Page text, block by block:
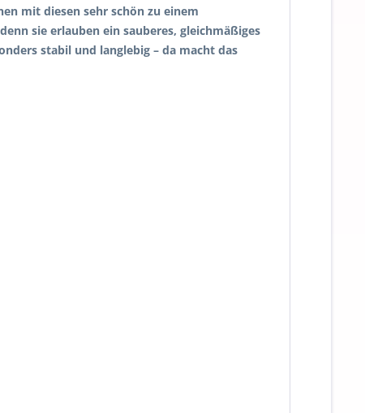
mit diesen sehr schön zu einem
sie erlauben ein sauberes, gleichmäßiges
stabil und langlebig – da macht das